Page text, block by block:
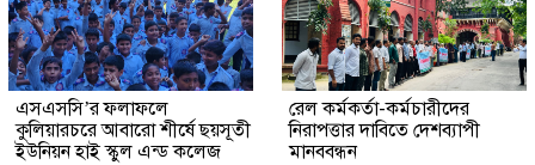
এসএসসি’র ফলাফলে
কুলিয়ারচরে আবারো শীর্ষে ছয়সূতী
ইউনিয়ন হাই স্কুল এন্ড কলেজ
রেল কর্মকর্তা-কর্মচারীদের
নিরাপত্তার দাবিতে দেশব্যাপী
মানববন্ধন